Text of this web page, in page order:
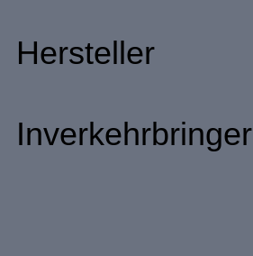
Hersteller
Inverkehrbringer